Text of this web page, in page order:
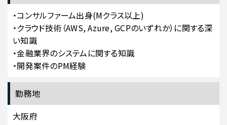
・コンサルファーム出身(Mクラス以上)
・クラウド技術（AWS, Azure, GCPのいずれか）に関する深
い知識
・金融業界のシステムに関する知識
・開発案件のPM経験
勤務地
大阪府